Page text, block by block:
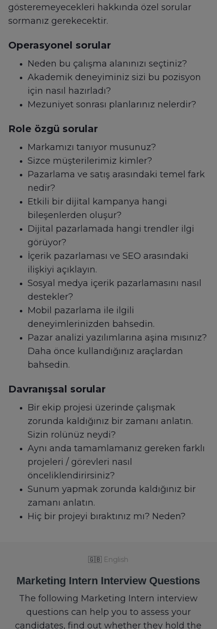
gösteremeyecekleri hakkında özel sorular
sormanız gerekecektir.
Operasyonel sorular
Neden bu çalışma alanınızı seçtiniz?
Akademik deneyiminiz sizi bu pozisyon
için nasıl hazırladı?
Mezuniyet sonrası planlarınız nelerdir?
Role özgü sorular
Markamızı tanıyor musunuz?
Sizce müşterilerimiz kimler?
Pazarlama ve satış arasındaki temel fark
nedir?
Etkili bir dijital kampanya hangi
bileşenlerden oluşur?
Dijital pazarlamada hangi trendler ilgi
görüyor?
İçerik pazarlaması ve SEO arasındaki
ilişkiyi açıklayın.
Sosyal medya içerik pazarlamasını nasıl
destekler?
Mobil pazarlama ile ilgili
deneyimlerinizden bahsedin.
Pazar analizi yazılımlarına aşina mısınız?
Daha önce kullandığınız araçlardan
bahsedin.
Davranışsal sorular
Bir ekip projesi üzerinde çalışmak
zorunda kaldığınız bir zamanı anlatın.
Sizin rolünüz neydi?
Aynı anda tamamlamanız gereken farklı
projeleri / görevleri nasıl
önceliklendirirsiniz?
Sunum yapmak zorunda kaldığınız bir
zamanı anlatın.
Hiç bir projeyi bıraktınız mı? Neden?
🇬🇧 English
Marketing Intern Interview Questions
The following Marketing Intern interview
questions can help you to assess your
candidates, find out whether they hold the